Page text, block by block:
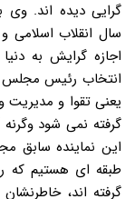
سال انقلاب اسلامی
اجازه گرایش به
انتخاب رئیس مجلس
یعنی تقوا و
گرفته نمی شود وگرنه
این نماینده سابق
طبقه ای هستیم که
گرفته اند،